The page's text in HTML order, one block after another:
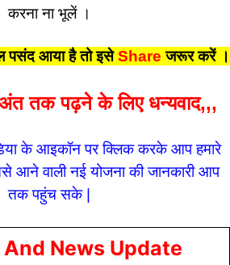
करना ना भूलें ।
पसंद आया है तो इसेShare जरूर करें ।
तक पढ़ने के लिए धन्यवाद,,,
के आइकॉन पर क्लिक करके आप हमारे
वाली नई योजना की जानकारी आप
तक पहुंच सके |
News Update